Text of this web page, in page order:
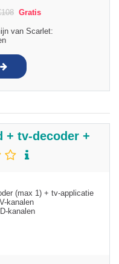
108 Gratis
van Scarlet:
+ tv-decoder +
(max 1) + tv-applicatie
kanalen
kanalen